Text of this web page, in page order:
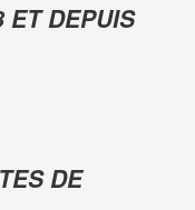
ET DEPUIS
DE